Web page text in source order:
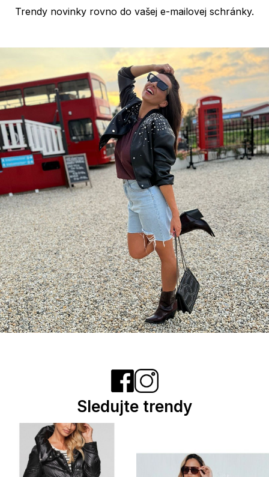
u
Trendy novinky rovno do vašej e-mailovej schránky.